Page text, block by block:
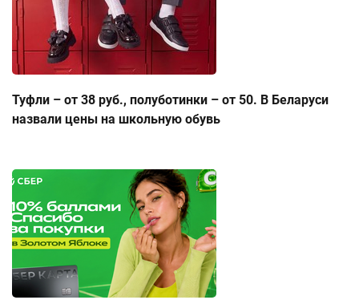
Туфли – от 38 руб., полуботинки – от 50. В Беларуси
назвали цены на школьную обувь